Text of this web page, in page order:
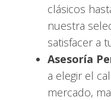
clásicos
nuestra
satisfacer a
Asesoría
a elegir el
mercado,